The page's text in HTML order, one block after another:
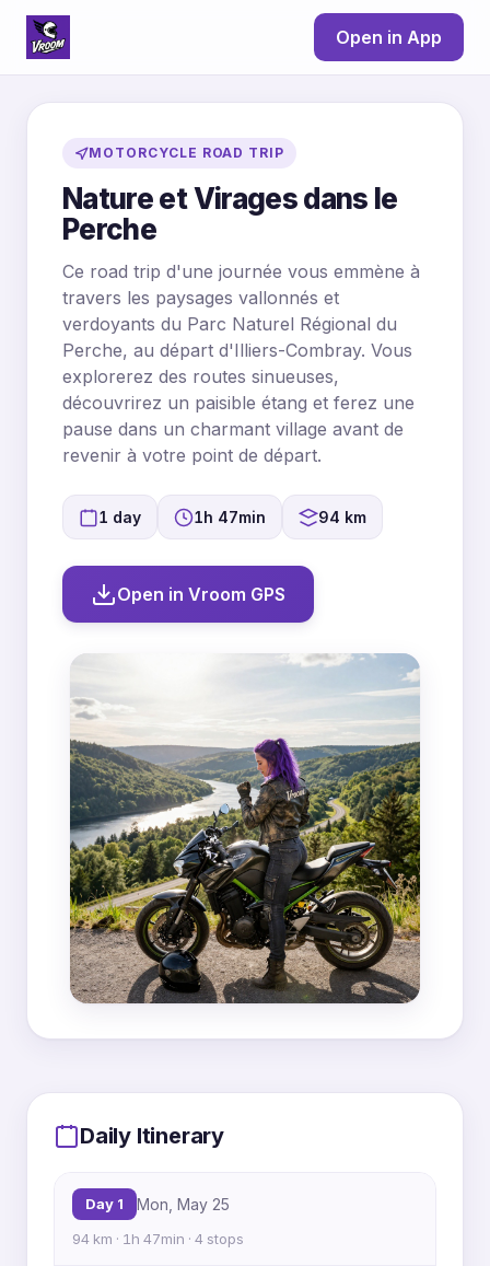
Open in App
MOTORCYCLE ROAD TRIP
Nature et Virages dans le
Perche
Ce road trip d'une journée vous emmène à
travers les paysages vallonnés et
verdoyants du Parc Naturel Régional du
Perche, au départ d'Illiers-Combray. Vous
explorerez des routes sinueuses,
découvrirez un paisible étang et ferez une
pause dans un charmant village avant de
revenir à votre point de départ.
1 day 1h 47min 94 km
Open in Vroom GPS
2
3
MapLibre|OpenFreeMap © OpenMapTilesData fromOpenStreetMap
Daily Itinerary
Day 1 Mon, May 25
94 km · 1h 47min · 4 stops